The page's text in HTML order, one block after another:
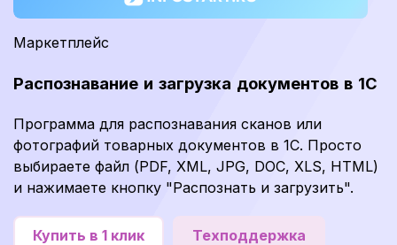
Маркетплейс
Распознавание и загрузка документов в 1С
Программа для распознавания сканов или
фотографий товарных документов в 1С. Просто
выбираете файл (PDF, XML, JPG, DOC, XLS, HTML)
и нажимаете кнопку "Распознать и загрузить".
Купить в 1 клик Техподдержка